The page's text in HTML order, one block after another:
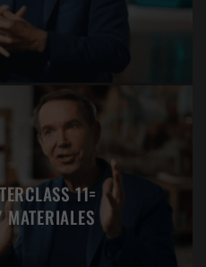
11=
MATERIALES